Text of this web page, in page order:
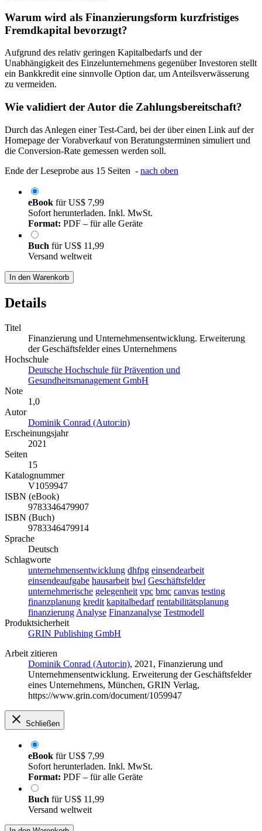
Warum wird als Finanzierungsform kurzfristiges
Fremdkapital bevorzugt?
Aufgrund des relativ geringen Kapitalbedarfs und der
Unabhängigkeit des Einzelunternehmens gegenüber Investoren stellt
ein Bankkredit eine sinnvolle Option dar, um Anteilsverwässerung
zu vermeiden.
Wie validiert der Autor die Zahlungsbereitschaft?
Durch das Anlegen einer Test-Card, bei der über einen Link auf der
Homepage der Vorabverkauf von Beratungsterminen simuliert und
die Conversion-Rate gemessen werden soll.
Ende der Leseprobe aus 15 Seiten - nach oben
eBook fürUS$ 7,99
Sofort herunterladen. Inkl. MwSt.
Format: PDF – für alle Geräte
Buch fürUS$ 11,99
Versand weltweit
In den Warenkorb
Details
Titel
Finanzierung und Unternehmensentwicklung. Erweiterung
der Geschäftsfelder eines Unternehmens
Hochschule
Deutsche Hochschule für Prävention und
Gesundheitsmanagement GmbH
Note
1,0
Autor
Dominik Conrad (Autor:in)
Erscheinungsjahr
2021
Seiten
15
Katalognummer
V1059947
ISBN (eBook)
9783346479907
ISBN (Buch)
9783346479914
Sprache
Deutsch
Schlagworte
unternehmensentwicklung dhfpg einsendearbeit
einsendeaufgabe hausarbeit bwl Geschäftsfelder
unternehmerische gelegenheit vpc bmc canvas testing
finanzplanung kredit kapitalbedarf rentabilitätsplanung
finanzierung Analyse Finanzanalyse Testmodell
Produktsicherheit
GRIN Publishing GmbH
Arbeit zitieren
Dominik Conrad (Autor:in), 2021, Finanzierung und
Unternehmensentwicklung. Erweiterung der Geschäftsfelder
eines Unternehmens, München, GRIN Verlag,
https://www.grin.com/document/1059947
Schließen
eBook fürUS$ 7,99
Sofort herunterladen. Inkl. MwSt.
Format: PDF – für alle Geräte
Buch fürUS$ 11,99
Versand weltweit